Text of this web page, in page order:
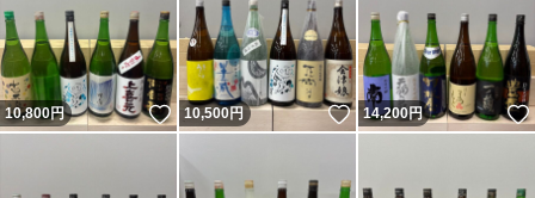
10,800円 いいね！
10,500円 いいね！
14,200円